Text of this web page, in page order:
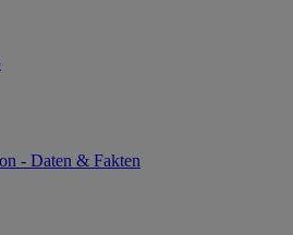
- Daten & Fakten